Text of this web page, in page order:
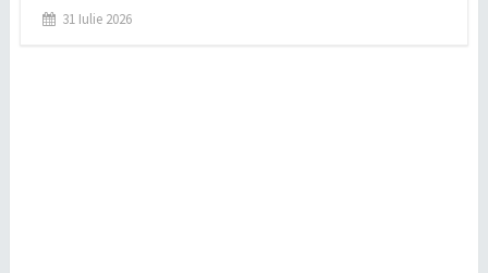
31 Iulie 2026